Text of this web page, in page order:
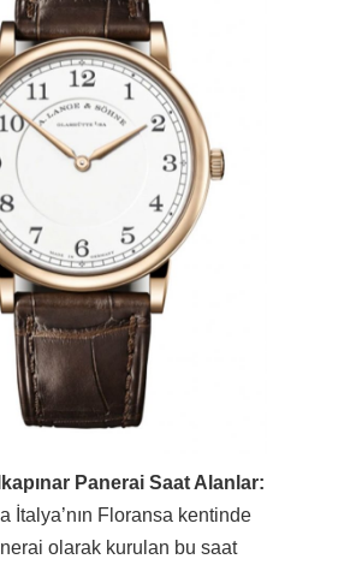
Panerai Saat Alanlar:
İtalya’nın Floransa kentinde
olarak kurulan bu saat